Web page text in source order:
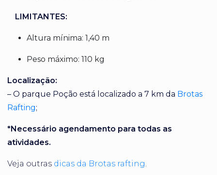
LIMITANTES:
Altura mínima: 1,40 m
Peso máximo: 110 kg
Localização:
– O parque Poção está localizado a 7 km da Brotas
Rafting;
*Necessário agendamento para todas as
atividades.
Veja outras dicas da Brotas rafting